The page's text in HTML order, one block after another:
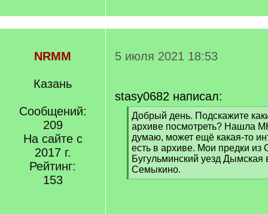
NRMM
Казань
Сообщений:
209
На сайте с
2017 г.
Рейтинг:
153
5 июля 2021 18:53
stasy0682 написал:
[
q
]
Добрый день. Подскажите
архиве посмотреть? Нашла
думаю, может ещё какая-то
есть в архиве. Мои предки из
Бугульминский уезд Дымская
Семыкино.
[